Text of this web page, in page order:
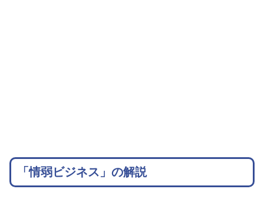
「情弱ビジネス」の解説